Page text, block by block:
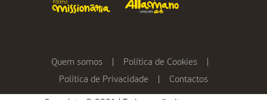
Quem somos Política de Cookies
Política de Privacidade
Contactos